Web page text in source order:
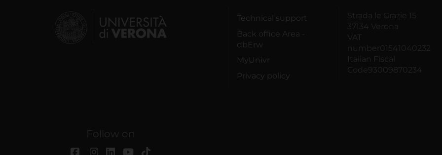
Technical support
Back office Area -
dbErw
MyUnivr
Privacy policy
Strada le Grazie 15
37134 Verona
VAT
number01541040232
Italian Fiscal
Code93009870234
Follow on